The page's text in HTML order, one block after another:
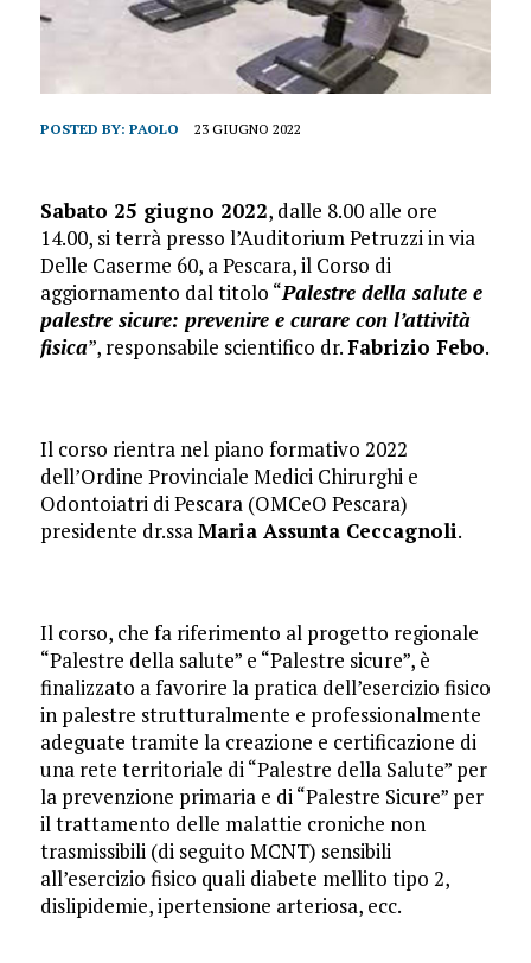
POSTED BY: PAOLO 23 GIUGNO 2022
Sabato 25 giugno 2022, dalle 8.00 alle ore
14.00, si terrà presso l’Auditorium Petruzzi in via
Delle Caserme 60, a Pescara, il Corso di
aggiornamento dal titolo “Palestre della salute e
palestre sicure: prevenire e curare con l’attività
fisica”, responsabile scientifico dr.Fabrizio Febo.
Il corso rientra nel piano formativo 2022
dell’Ordine Provinciale Medici Chirurghi e
Odontoiatri di Pescara (OMCeO Pescara)
presidente dr.ssaMaria Assunta Ceccagnoli.
Il corso, che fa riferimento al progetto regionale
“Palestre della salute” e “Palestre sicure”, è
finalizzato a favorire la pratica dell’esercizio fisico
in palestre strutturalmente e professionalmente
adeguate tramite la creazione e certificazione di
una rete territoriale di “Palestre della Salute” per
la prevenzione primaria e di “Palestre Sicure” per
il trattamento delle malattie croniche non
trasmissibili (di seguito MCNT) sensibili
all’esercizio fisico quali diabete mellito tipo 2,
dislipidemie, ipertensione arteriosa, ecc.